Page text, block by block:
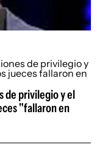
de privilegio y el
"fallaron en